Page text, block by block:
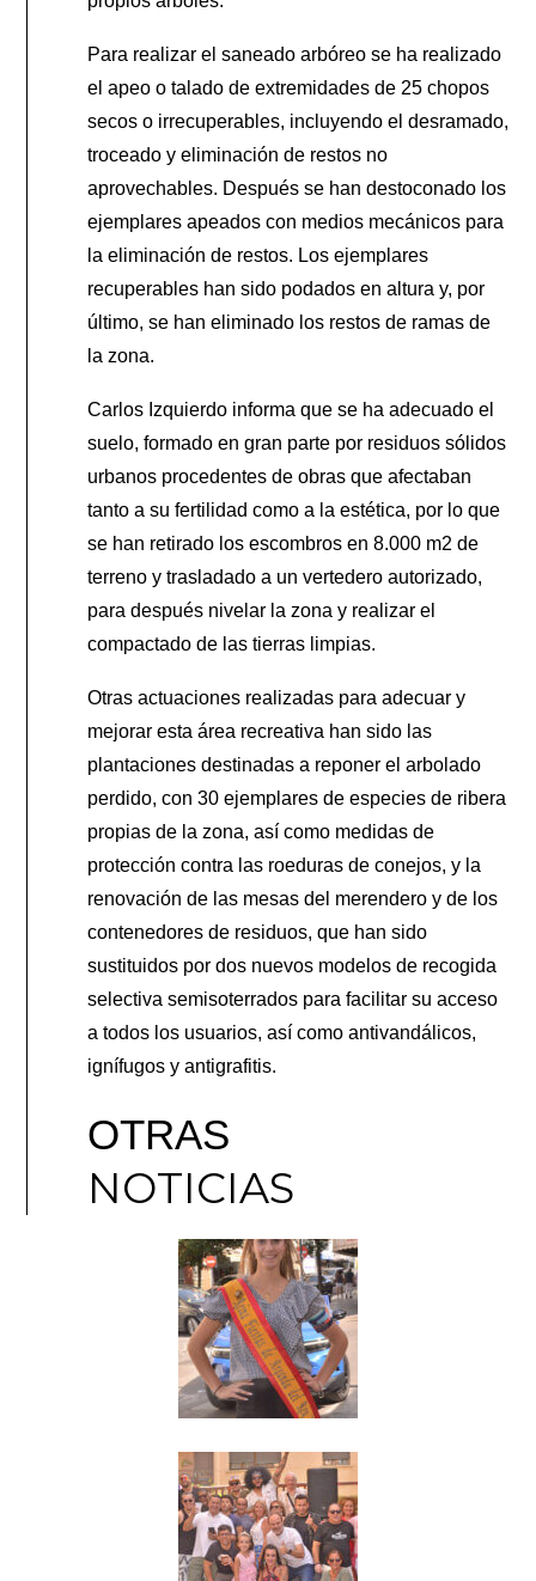
Para realizar el saneado arbóreo se ha realizado
el apeo o talado de extremidades de 25 chopos
secos o irrecuperables, incluyendo el desramado,
troceado y eliminación de restos no
aprovechables. Después se han destoconado los
ejemplares apeados con medios mecánicos para
la eliminación de restos. Los ejemplares
recuperables han sido podados en altura y, por
último, se han eliminado los restos de ramas de
la zona.
Carlos Izquierdo informa que se ha adecuado el
suelo, formado en gran parte por residuos sólidos
urbanos procedentes de obras que afectaban
tanto a su fertilidad como a la estética, por lo que
se han retirado los escombros en 8.000 m2 de
terreno y trasladado a un vertedero autorizado,
para después nivelar la zona y realizar el
compactado de las tierras limpias.
Otras actuaciones realizadas para adecuar y
mejorar esta área recreativa han sido las
plantaciones destinadas a reponer el arbolado
perdido, con 30 ejemplares de especies de ribera
propias de la zona, así como medidas de
protección contra las roeduras de conejos, y la
renovación de las mesas del merendero y de los
contenedores de residuos, que han sido
sustituidos por dos nuevos modelos de recogida
selectiva semisoterrados para facilitar su acceso
a todos los usuarios, así como antivandálicos,
ignífugos y antigrafitis.
OTRAS
NOTICIAS